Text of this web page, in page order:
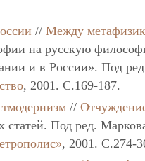
//Между
на русскую
и в России». Под
, 2001. C.169-187.
//
статей. Под ред.
, 2001. C.274-